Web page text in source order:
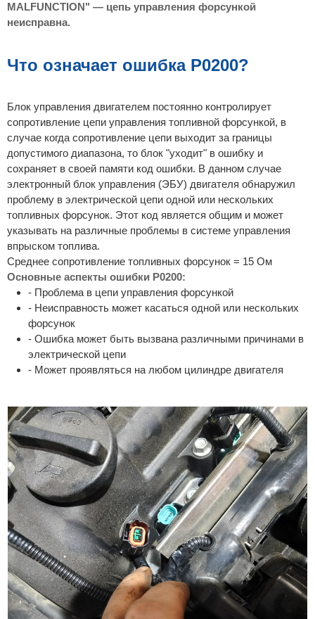
MALFUNCTION" — цепь управления форсункой
неисправна.
Что означает ошибка P0200?
Блок управления двигателем постоянно контролирует
сопротивление цепи управления топливной форсункой, в
случае когда сопротивление цепи выходит за границы
допустимого диапазона, то блок "уходит" в ошибку и
сохраняет в своей памяти код ошибки. В данном случае
электронный блок управления (ЭБУ) двигателя обнаружил
проблему в электрической цепи одной или нескольких
топливных форсунок. Этот код является общим и может
указывать на различные проблемы в системе управления
впрыском топлива.
Среднее сопротивление топливных форсунок = 15 Ом
Основные аспекты ошибки P0200:
- Проблема в цепи управления форсункой
- Неисправность может касаться одной или нескольких
форсунок
- Ошибка может быть вызвана различными причинами в
электрической цепи
- Может проявляться на любом цилиндре двигателя